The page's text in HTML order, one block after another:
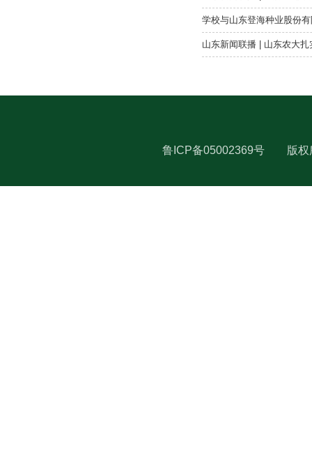
学校与山东登海种业股份
山东新闻联播 | 山东农大
鲁ICP备05002369号 版